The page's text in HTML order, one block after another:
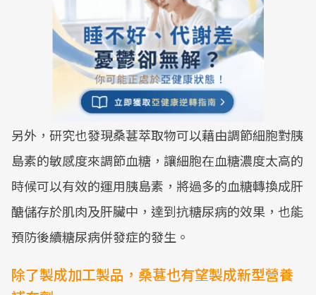
另外，研究也發現桑葚萃取物可以藉由調節細胞對胰
島素的敏感度來調節血糖，讓細胞在血糖濃度太高的
時候可以有效的運用胰島素，將過多的血糖轉換成肝
醣儲存於肌肉及肝臟中，達到抗糖尿病的效果，也能
預防後續糖尿病併發症的發生。
除了製成加工製品，桑葚也有望製成新型營養